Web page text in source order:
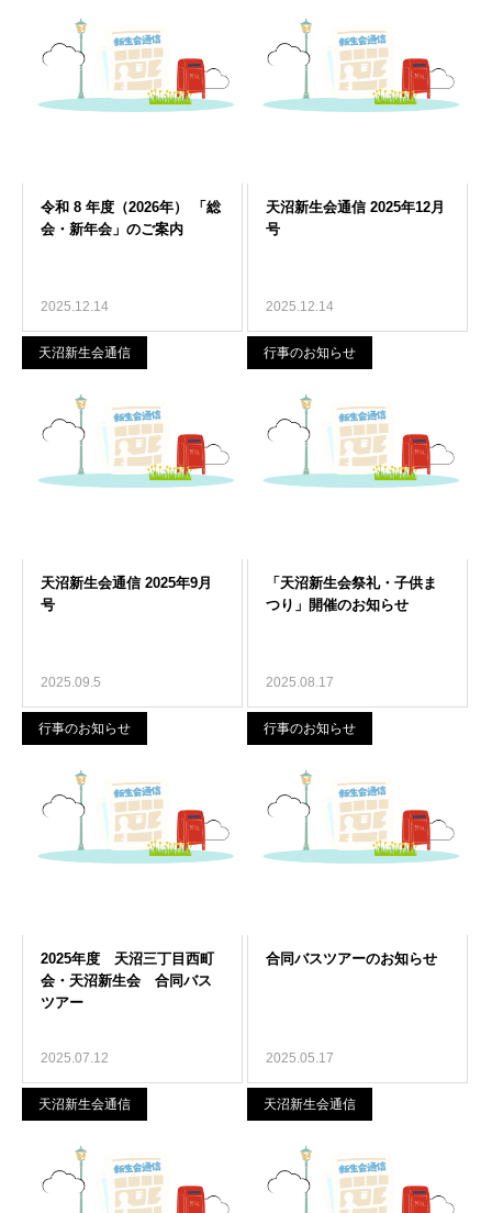
2025.12.14 2025.12.14
天沼新生会通信
2025.09.5
行事のお知らせ
2025.08.17
行事のお知らせ
2025.07.12
行事のお知らせ
2025.05.17
天沼新生会通信 天沼新生会通信